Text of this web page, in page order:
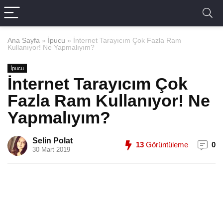
Ana Sayfa » İpucu » İnternet Tarayıcım Çok Fazla Ram
Kullanıyor! Ne Yapmalıyım?
İpucu
İnternet Tarayıcım Çok
Fazla Ram Kullanıyor! Ne
Yapmalıyım?
Selin Polat
30 Mart 2019
13 Görüntüleme 0